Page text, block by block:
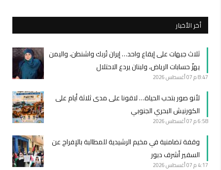
أخر الأخبار
ثلاث جبهات على إيقاع واحد… إيران تُربك واشنطن، واليمن
يهزّ حسابات الرياض، ولبنان يردع الاحتلال
8:47 م 07 أغسطس 2026
لأنو صور بتحب الحياة… لاقونا على مدى ثلاثة أيام على
الكورنيش البحري الجنوبي
6:58 م 07 أغسطس 2026
وقفة تضامنية في مخيم الرشيدية للمطالبة بالإفراج عن
السفير أشرف دبور
4:17 م 07 أغسطس 2026